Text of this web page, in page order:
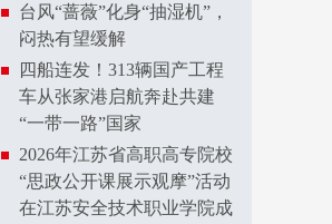
台风“蔷薇”化身“抽湿机”，
闷热有望缓解
四船连发！313辆国产工程
车从张家港启航奔赴共建
“一带一路”国家
2026年江苏省高职高专院校
“思政公开课展示观摩”活动
在江苏安全技术职业学院成